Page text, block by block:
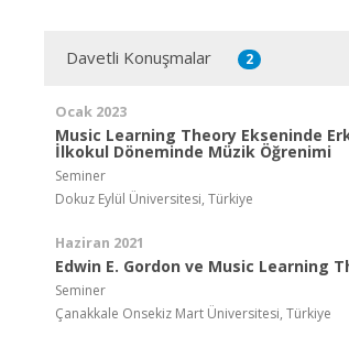
Davetli Konuşmalar 2
Ocak 2023
Music Learning Theory Ekseninde
İlkokul Döneminde Müzik Öğrenimi
Seminer
Dokuz Eylül Üniversitesi, Türkiye
Haziran 2021
Edwin E. Gordon ve Music Learning
Seminer
Çanakkale Onsekiz Mart Üniversitesi, Türkiye